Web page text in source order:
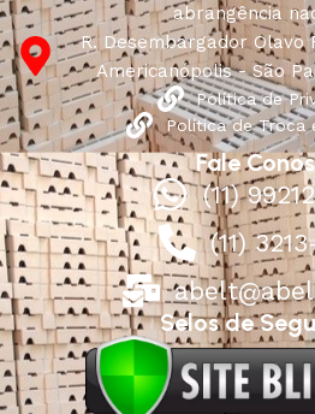
abrangência
R. Desembargador Olavo
Americanópolis - São
Política de
Política de Troca
Fale
(11)
(11)
Selos de